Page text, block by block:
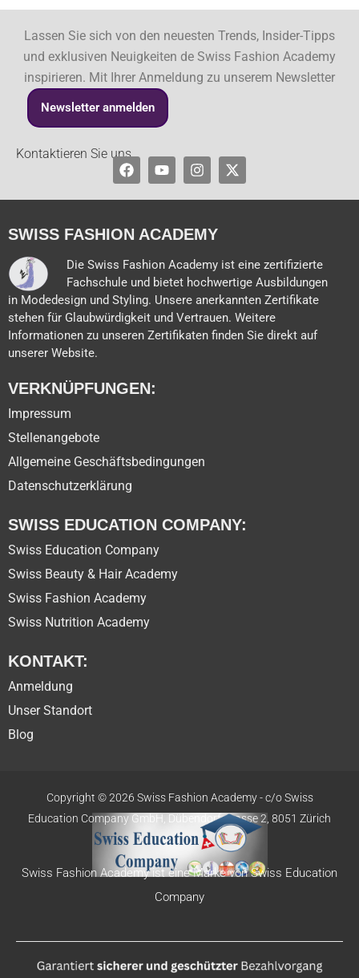
Lassen Sie sich von den neuesten Trends, Insider-Tipps
und exklusiven Neuigkeiten de Swiss Fashion Academy
inspirieren. Mit Ihrer Anmeldung zu unserem Newsletter
Newsletter anmelden
Kontaktieren Sie uns
FacebookYoutubeInstagram
X-
twitter
SWISS FASHION ACADEMY
Die Swiss Fashion Academy ist eine zertifizierte
Fachschule und bietet hochwertige Ausbildungen
in Modedesign und Styling. Unsere anerkannten Zertifikate
stehen für Glaubwürdigkeit und Vertrauen. Weitere
Informationen zu unseren Zertifikaten finden Sie direkt auf
unserer Website.
VERKNÜPFUNGEN:
Impressum
Stellenangebote
Allgemeine Geschäftsbedingungen
Datenschutzerklärung
SWISS EDUCATION COMPANY:
Swiss Education Company
Swiss Beauty & Hair Academy
Swiss Fashion Academy
Swiss Nutrition Academy
KONTAKT:
Anmeldung
Unser Standort
Blog
Copyright © 2026 Swiss Fashion Academy -c/o Swiss
Education Company GmbH, Dübendorfstrasse 2, 8051 Zürich
Swiss Fashion Academy ist eine Marke von Swiss Education
Company